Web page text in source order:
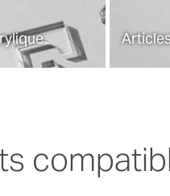
solutions
la